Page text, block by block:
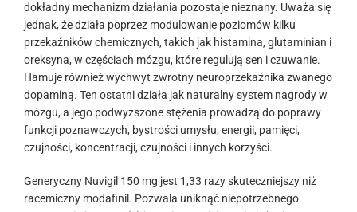
dokładny mechanizm działania pozostaje nieznany. Uważa się
jednak, że działa poprzez modulowanie poziomów kilku
przekaźników chemicznych, takich jak histamina, glutaminian i
oreksyna, w częściach mózgu, które regulują sen i czuwanie.
Hamuje również wychwyt zwrotny neuroprzekaźnika zwanego
dopaminą. Ten ostatni działa jak naturalny system nagrody w
mózgu, a jego podwyższone stężenia prowadzą do poprawy
funkcji poznawczych, bystrości umysłu, energii, pamięci,
czujności, koncentracji, czujności i innych korzyści.
Generyczny Nuvigil 150 mg jest 1,33 razy skuteczniejszy niż
racemiczny modafinil. Pozwala uniknąć niepotrzebnego